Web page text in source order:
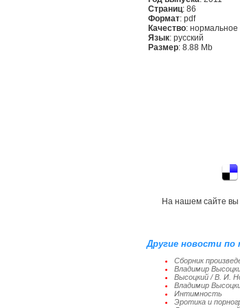
Страниц: 86
Формат: pdf
Качество: нормальное
Язык: русский
Размер: 8.88 Mb
На нашем сайте вы
Другие новости по
Сборник
Владимир
Высоцкий / В. И.
Владимир
Интимность
Эротика и